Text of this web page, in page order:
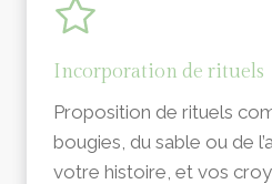
Incorporation de rituels
Proposition de rituels
bougies, du sable ou de
votre histoire, et vos